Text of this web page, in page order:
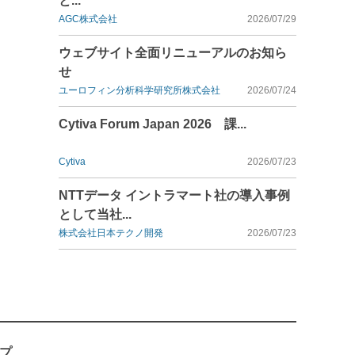
AGC株式会社 2026/07/29
ウェブサイト全面リニューアルのお知ら
せ
ユーロフィン分析科学研究所株式会社 2026/07/24
Cytiva Forum Japan 2026 課...
Cytiva 2026/07/23
NTTデータ イントラマート社の導入事例
として当社...
株式会社日本テクノ開発 2026/07/23